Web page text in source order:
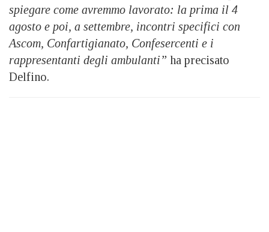
spiegare come avremmo lavorato: la prima il 4
agosto e poi, a settembre, incontri specifici con
Ascom, Confartigianato, Confesercenti e i
rappresentanti degli ambulanti” ha precisato
Delfino.